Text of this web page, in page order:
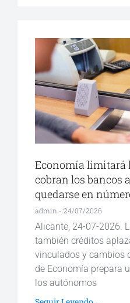
Economía limitará
cobran los bancos
quedarse en
admin 24/07/2026
Alicante, 24-07-2026.
también créditos
vinculados y cambios
de Economía prepara
los autónomos